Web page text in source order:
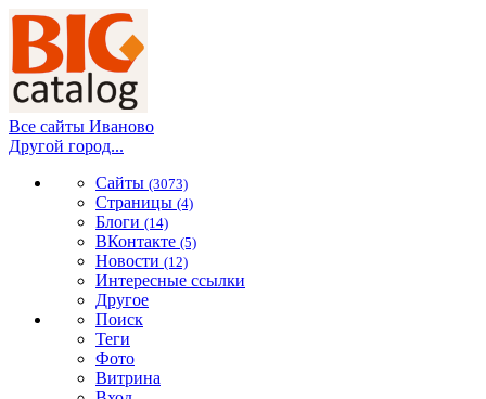
Все сайты Иваново
Другой город...
Сайты (3073)
Страницы (4)
Блоги (14)
ВКонтакте (5)
Новости (12)
Интересные ссылки
Другое
Поиск
Теги
Фото
Витрина